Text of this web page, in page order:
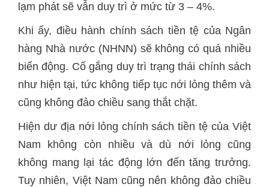
lạm phát sẽ vẫn duy trì ở mức từ 3 – 4%.
Khi ấy, điều hành chính sách tiền tệ của Ngân
hàng Nhà nước (NHNN) sẽ không có quá nhiều
biến động. Cố gắng duy trì trạng thái chính sách
như hiện tại, tức không tiếp tục nới lỏng thêm và
cũng không đảo chiều sang thắt chặt.
Hiện dư địa nới lỏng chính sách tiền tệ của Việt
Nam không còn nhiều và dù nới lỏng cũng
không mang lại tác động lớn đến tăng trưởng.
Tuy nhiên, Việt Nam cũng nên không đảo chiều